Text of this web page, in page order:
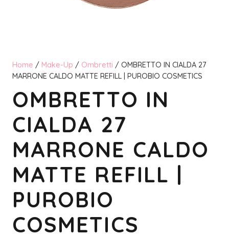
Home / Make-Up / Ombretti / OMBRETTO IN CIALDA 27
MARRONE CALDO MATTE REFILL | PUROBIO COSMETICS
OMBRETTO IN
CIALDA 27
MARRONE CALDO
MATTE REFILL |
PUROBIO
COSMETICS